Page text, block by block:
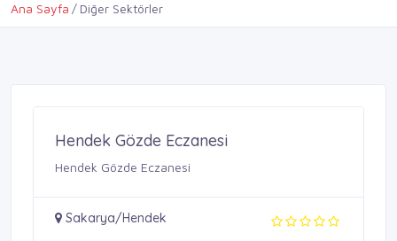
Ana Sayfa Diğer Sektörler
Hendek Gözde Eczanesi
Hendek Gözde Eczanesi
Sakarya/Hendek